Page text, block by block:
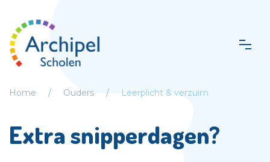
Home Ouders Leerplicht & verzuim
Extra snipperdagen?